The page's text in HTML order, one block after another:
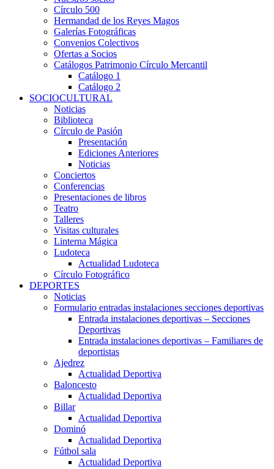
Círculo 500
Hermandad de los Reyes Magos
Galerías Fotográficas
Convenios Colectivos
Ofertas a Socios
Catálogos Patrimonio Círculo Mercantil
Catálogo 1
Catálogo 2
SOCIOCULTURAL
Noticias
Biblioteca
Círculo de Pasión
Presentación
Ediciones Anteriores
Noticias
Conciertos
Conferencias
Presentaciones de libros
Teatro
Talleres
Visitas culturales
Linterna Mágica
Ludoteca
Actualidad Ludoteca
Círculo Fotográfico
DEPORTES
Noticias
Formulario entradas instalaciones secciones deportivas
Entrada instalaciones deportivas – Secciones
Deportivas
Entrada instalaciones deportivas – Familiares de
deportistas
Ajedrez
Actualidad Deportiva
Baloncesto
Actualidad Deportiva
Billar
Actualidad Deportiva
Dominó
Actualidad Deportiva
Fútbol sala
Actualidad Deportiva